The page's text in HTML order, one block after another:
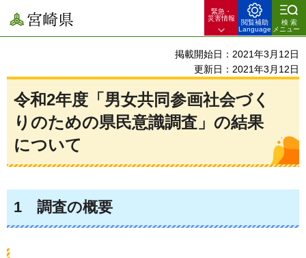
宮崎県
緊急・
災害情報
閲覧補助
Language
検索
メニュー
掲載開始日：2021年3月12日
更新日：2021年3月12日
令和2年度「男女共同参画社会づく
りのための県民意識調査」の結果
について
1 調査の概要